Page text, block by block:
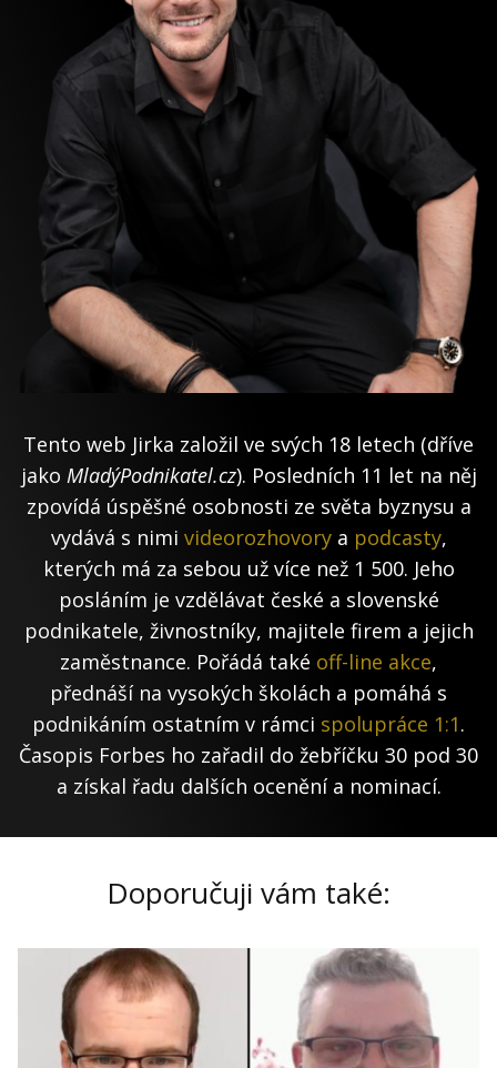
Tento web Jirka založil ve svých 18 letech (dříve
jako MladýPodnikatel.cz). Posledních 11 let na něj
zpovídá úspěšné osobnosti ze světa byznysu a
vydává s nimi videorozhovorya podcasty,
kterých má za sebou už více než 1 500. Jeho
posláním je vzdělávat české a slovenské
podnikatele, živnostníky, majitele firem a jejich
zaměstnance. Pořádá také off-line akce,
přednáší na vysokých školách a pomáhá s
podnikáním ostatním v rámci spolupráce 1:1.
Časopis Forbes ho zařadil do žebříčku 30 pod 30
a získal řadu dalších ocenění a nominací.
Doporučuji vám také: